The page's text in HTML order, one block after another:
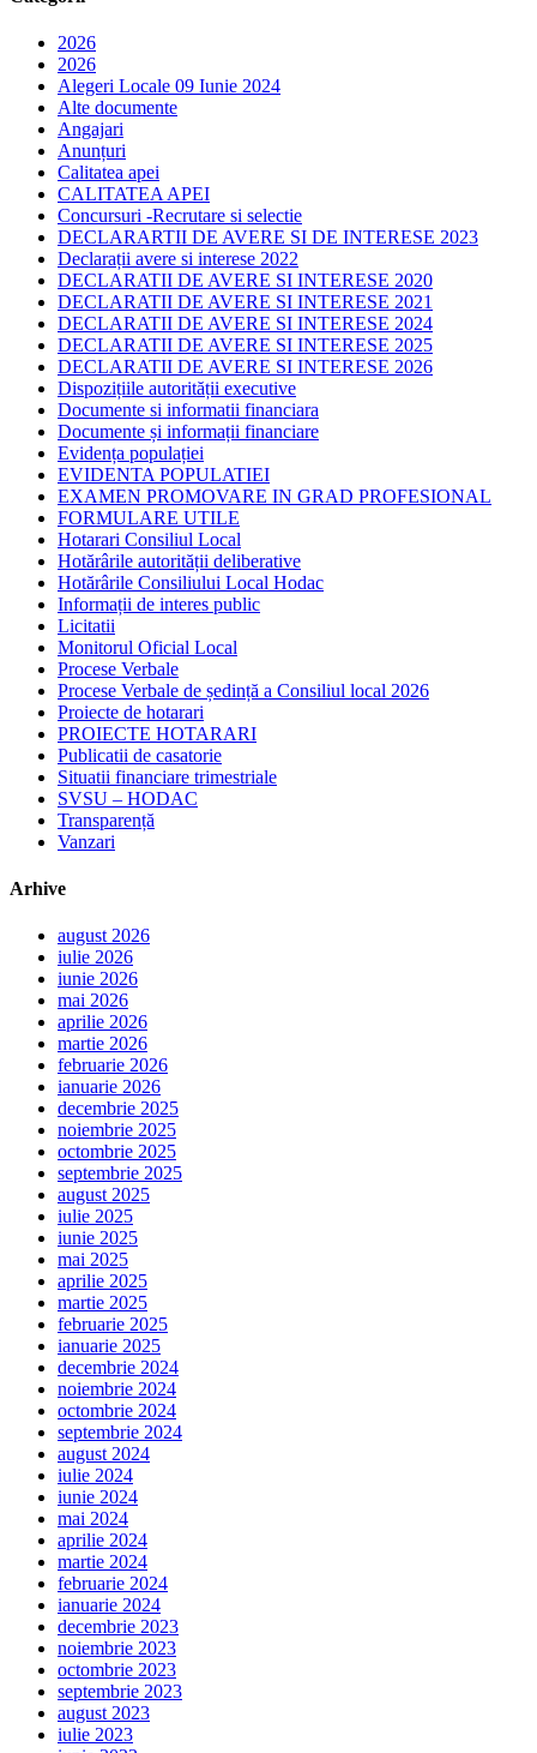
2026
2026
Alegeri Locale 09 Iunie 2024
Alte documente
Angajari
Anunțuri
Calitatea apei
CALITATEA APEI
Concursuri -Recrutare si selectie
DECLARARTII DE AVERE SI DE INTERESE 2023
Declarații avere si interese 2022
DECLARATII DE AVERE SI INTERESE 2020
DECLARATII DE AVERE SI INTERESE 2021
DECLARATII DE AVERE SI INTERESE 2024
DECLARATII DE AVERE SI INTERESE 2025
DECLARATII DE AVERE SI INTERESE 2026
Dispozițiile autorității executive
Documente si informatii financiara
Documente și informații financiare
Evidența populației
EVIDENTA POPULATIEI
EXAMEN PROMOVARE IN GRAD PROFESIONAL
FORMULARE UTILE
Hotarari Consiliul Local
Hotărârile autorității deliberative
Hotărârile Consiliului Local Hodac
Informații de interes public
Licitatii
Monitorul Oficial Local
Procese Verbale
Procese Verbale de ședință a Consiliul local 2026
Proiecte de hotarari
PROIECTE HOTARARI
Publicatii de casatorie
Situatii financiare trimestriale
SVSU – HODAC
Transparență
Vanzari
Arhive
august 2026
iulie 2026
iunie 2026
mai 2026
aprilie 2026
martie 2026
februarie 2026
ianuarie 2026
decembrie 2025
noiembrie 2025
octombrie 2025
septembrie 2025
august 2025
iulie 2025
iunie 2025
mai 2025
aprilie 2025
martie 2025
februarie 2025
ianuarie 2025
decembrie 2024
noiembrie 2024
octombrie 2024
septembrie 2024
august 2024
iulie 2024
iunie 2024
mai 2024
aprilie 2024
martie 2024
februarie 2024
ianuarie 2024
decembrie 2023
noiembrie 2023
octombrie 2023
septembrie 2023
august 2023
iulie 2023